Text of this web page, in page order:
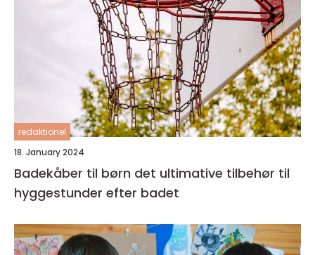
redaktionel
18. January 2024
Badekåber til børn det ultimative tilbehør til
hyggestunder efter badet